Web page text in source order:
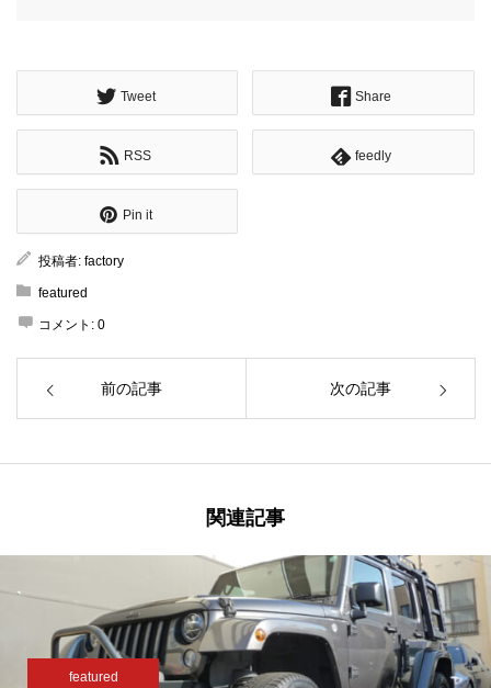
Tweet Share
RSS feedly
Pin it
投稿者: factory
featured
コメント: 0
前の記事 次の記事
関連記事
featured